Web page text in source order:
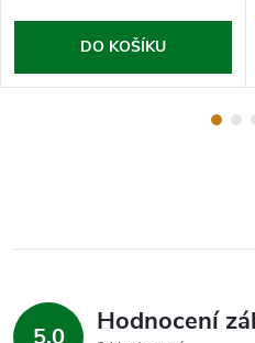
DO KOŠÍKU
5,0 Hodnocení